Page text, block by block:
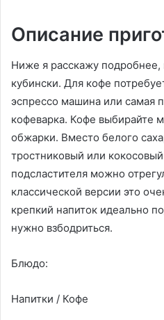
Описание
Ниже я расскажу подробнее,
кубински. Для кофе
эспрессо машина или самая
кофеварка. Кофе выбирайте
обжарки. Вместо белого
тростниковый или
подсластителя можно
классической версии это
крепкий напиток идеально
нужно взбодриться.
Блюдо:
Напитки / Кофе